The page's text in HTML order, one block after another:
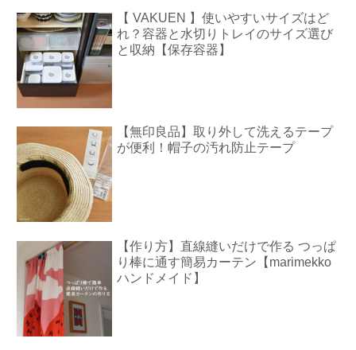
【 VAKUEN 】使いやすいサイズはど
れ？容器と水切りトレイのサイズ選び
と収納【保存容器】
【無印良品】取り外して洗えるテープ
が便利！帽子の汚れ防止テープ
【作り方】直線縫いだけで作る つっぱ
り棒に通す簡易カーテン【marimekko
ハンドメイド】